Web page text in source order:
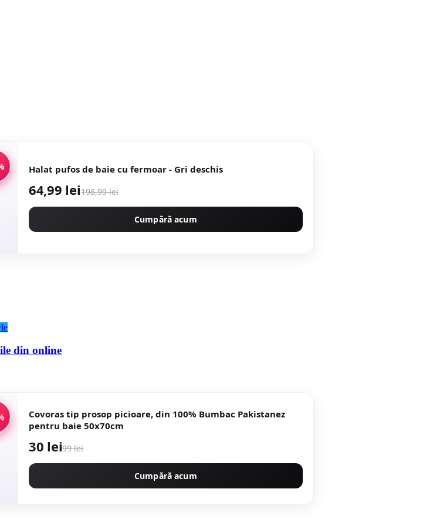
Halat pufos de baie cu fermoar - Gri deschis
64,99 lei198,99 lei
Cumpără acum
din online
Covoras tip prosop picioare, din 100% Bumbac Pakistanez
pentru baie 50x70cm
30 lei99 lei
Cumpără acum